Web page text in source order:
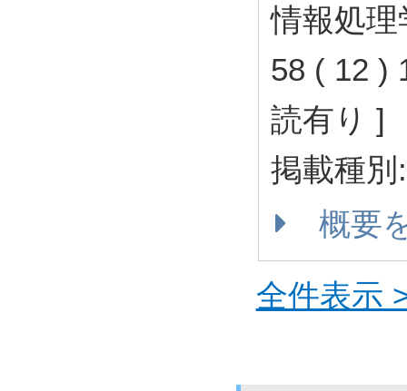
情報処
58 ( 12 )
読有り ]
掲載種
概要
全件表示